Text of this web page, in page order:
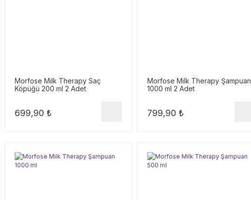
Morfose Milk Therapy Saç
Köpüğü 200 ml 2 Adet
699,90 ₺
Morfose Milk Therapy Şampuan
1000 ml 2 Adet
799,90 ₺